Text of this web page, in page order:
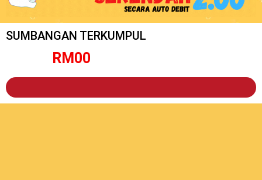
SUMBANGAN TERKUMPUL
RM 00